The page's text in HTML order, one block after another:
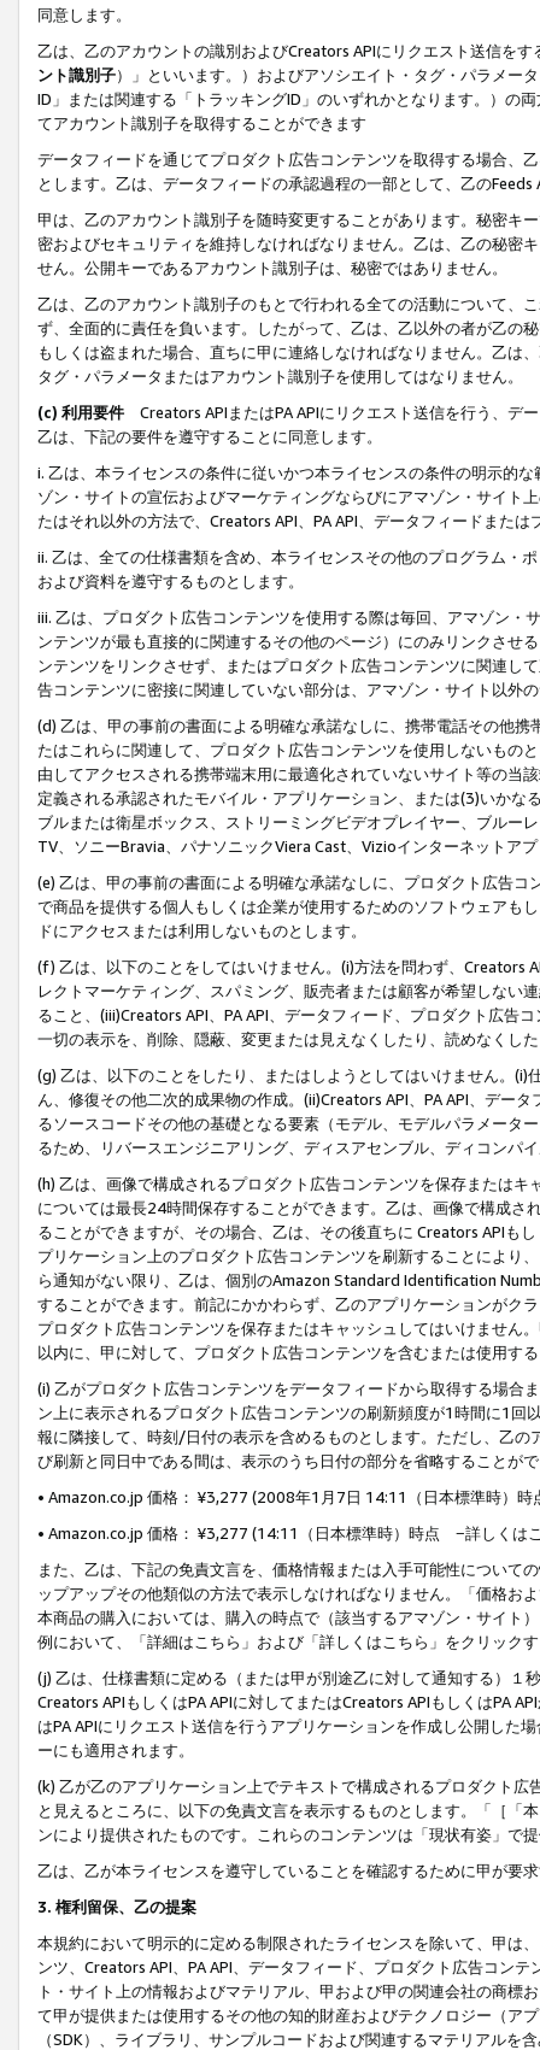
同意します。
乙は、乙のアカウントの識別およびCreators APIにリクエスト送信を
ント識別子）」といいます。）およびアソシエイト・タグ・パラメー
ID」または関連する「トラッキングID」のいずれかとなります。）の
てアカウント識別子を取得することができます
データフィードを通じてプロダクト広告コンテンツを取得する場合、
とします。乙は、データフィードの承認過程の一部として、乙の
甲は、乙のアカウント識別子を随時変更することがあります。秘密キ
密およびセキュリティを維持しなければなりません。乙は、乙の秘密
せん。公開キーであるアカウント識別子は、秘密ではありません。
乙は、乙のアカウント識別子のもとで行われる全ての活動について、
ず、全面的に責任を負います。したがって、乙は、乙以外の者が乙の
もしくは盗まれた場合、直ちに甲に連絡しなければなりません。乙は
タグ・パラメータまたはアカウント識別子を使用してはなりません。
(c) 利用要件 Creators APIまたはPA APIにリクエスト送信を行う、デ
乙は、下記の要件を遵守することに同意します。
i. 乙は、本ライセンスの条件に従いかつ本ライセンスの条件の明示的
ゾン・サイトの宣伝およびマーケティングならびにアマゾン・サイト
たはそれ以外の方法で、Creators API、PA API、データフィードまた
ii. 乙は、全ての仕様書類を含め、本ライセンスその他のプログラム・
および資料を遵守するものとします。
iii. 乙は、プロダクト広告コンテンツを使用する際は毎回、アマゾン
ンテンツが最も直接的に関連するその他のページ）にのみリンクさせ
ンテンツをリンクさせず、またはプロダクト広告コンテンツに関連し
告コンテンツに密接に関連していない部分は、アマゾン・サイト以外
(d) 乙は、甲の事前の書面による明確な承諾なしに、携帯電話その他
たはこれらに関連して、プロダクト広告コンテンツを使用しないもの
由してアクセスされる携帯端末用に最適化されていないサイト等の当
定義される承認されたモバイル・アプリケーション、または(3)いか
ブルまたは衛星ボックス、ストリーミングビデオプレイヤー、ブルー
TV、ソニーBravia、パナソニックViera Cast、Vizioインターネットア
(e) 乙は、甲の事前の書面による明確な承諾なしに、プロダクト広告
で商品を提供する個人もしくは企業が使用するためのソフトウェアも
ドにアクセスまたは利用しないものとします。
(f) 乙は、以下のことをしてはいけません。(i)方法を問わず、Creators
レクトマーケティング、スパミング、販売者または顧客が希望しない
ること、(iii)Creators API、PA API、データフィード、プロダクト広告
一切の表示を、削除、隠蔽、変更または見えなくしたり、読めなくし
(g) 乙は、以下のことをしたり、またはしようとしてはいけません。
ん、修復その他二次的成果物の作成。(ii)Creators API、PA API、デー
るソースコードその他の基礎となる要素（モデル、モデルパラメータ
るため、リバースエンジニアリング、ディスアセンブル、ディコンパ
(h) 乙は、画像で構成されるプロダクト広告コンテンツを保存または
については最長24時間保存することができます。乙は、画像で構成
ることができますが、その場合、乙は、その後直ちに Creators APIも
プリケーション上のプロダクト広告コンテンツを刷新することにより
ら通知がない限り、乙は、個別のAmazon Standard Identification
することができます。前記にかかわらず、乙のアプリケーションがク
プロダクト広告コンテンツを保存またはキャッシュしてはいけません
以内に、甲に対して、プロダクト広告コンテンツを含むまたは使用す
(i) 乙がプロダクト広告コンテンツをデータフィードから取得する場合
ン上に表示されるプロダクト広告コンテンツの刷新頻度が1時間に1
報に隣接して、時刻/日付の表示を含めるものとします。ただし、乙
び刷新と同日中である間は、表示のうち日付の部分を省略することが
• Amazon.co.jp 価格： ¥3,277 (2008年1月7日 14:11（日本標準時）
• Amazon.co.jp 価格： ¥3,277 (14:11（日本標準時）時点 −詳しくは
また、乙は、下記の免責文言を、価格情報または入手可能性について
ップアップその他類似の方法で表示しなければなりません。「価格
本商品の購入においては、購入の時点で（該当するアマゾン・サイト
例において、「詳細はこちら」および「詳しくはこちら」をクリック
(j) 乙は、仕様書類に定める（または甲が別途乙に対して通知する）
Creators APIもしくはPA APIに対してまたはCreators APIもしくはPA
はPA APIにリクエスト送信を行うアプリケーションを作成し公開した
ーにも適用されます。
(k) 乙が乙のアプリケーション上でテキストで構成されるプロダクト
と見えるところに、以下の免責文言を表示するものとします。「［「
ンにより提供されたものです。これらのコンテンツは「現状有姿」で
乙は、乙が本ライセンスを遵守していることを確認するために甲が要
3. 権利留保、乙の提案
本規約において明示的に定める制限されたライセンスを除いて、甲は
ンツ、Creators API、PA API、データフィード、プロダクト広告コン
ト・サイト上の情報およびマテリアル、甲および甲の関連会社の商
て甲が提供または使用するその他の知的財産およびテクノロジー（ア
（SDK）、ライブラリ、サンプルコードおよび関連するマテリアル